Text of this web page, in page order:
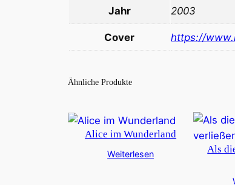
Jahr 2003
Cover https://
Ähnliche Produkte
Alice im Wunderland
Weiterlesen
Als